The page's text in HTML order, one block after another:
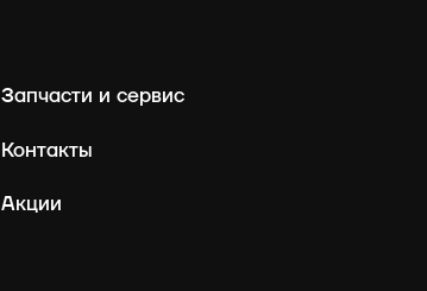
Запчасти и сервис
Контакты
Акции